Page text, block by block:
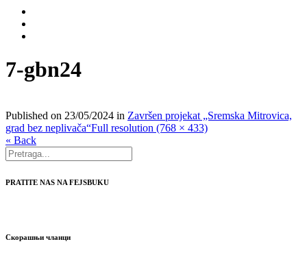
7-gbn24
Published on 23/05/2024 in Završen projekat „Sremska Mitrovica,
grad bez neplivača“Full resolution (768 × 433)
« Back
PRATITE NAS NA FEJSBUKU
Скорашњи чланци